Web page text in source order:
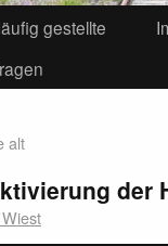
gestellte
alt
der